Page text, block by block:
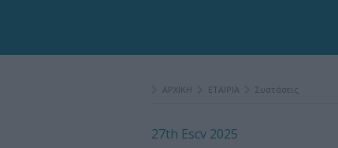
ΑΡΧΙΚΗ ΕΤΑΙΡΙΑ Συστάσεις
27th Escv 2025